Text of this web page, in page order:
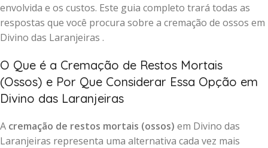
envolvida e os custos. Este guia completo trará todas as
respostas que você procura sobre a cremação de ossos em
Divino das Laranjeiras .
O Que é a Cremação de Restos Mortais
(Ossos) e Por Que Considerar Essa Opção em
Divino das Laranjeiras
A cremação de restos mortais (ossos) em Divino das
Laranjeiras representa uma alternativa cada vez mais